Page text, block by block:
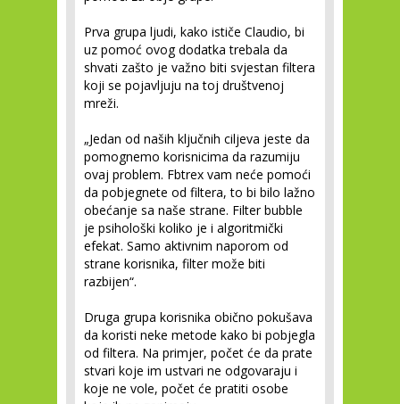
Prva grupa ljudi, kako ističe Claudio, bi
uz pomoć ovog dodatka trebala da
shvati zašto je važno biti svjestan filtera
koji se pojavljuju na toj društvenoj
mreži.
„Jedan od naših ključnih ciljeva jeste da
pomognemo korisnicima da razumiju
ovaj problem. Fbtrex vam neće pomoći
da pobjegnete od filtera, to bi bilo lažno
obećanje sa naše strane. Filter bubble
je psihološki koliko je i algoritmički
efekat. Samo aktivnim naporom od
strane korisnika, filter može biti
razbijen“.
Druga grupa korisnika obično pokušava
da koristi neke metode kako bi pobjegla
od filtera. Na primjer, počet će da prate
stvari koje im ustvari ne odgovaraju i
koje ne vole, počet će pratiti osobe